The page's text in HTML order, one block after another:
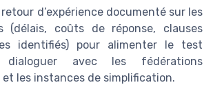
d’expérience documenté sur les
(délais, coûts de réponse, clauses
identifiés) pour alimenter le test
avec les fédérations
les instances de simplification.